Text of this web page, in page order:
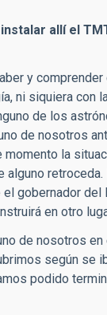
allí el
y
ni siquiera con
de los
de nosotros
la
gobernador
en otro
de nosotros
según se
podido